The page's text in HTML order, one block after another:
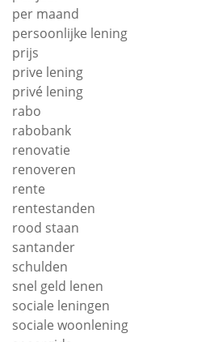
per maand
persoonlijke lening
prijs
prive lening
privé lening
rabo
rabobank
renovatie
renoveren
rente
rentestanden
rood staan
santander
schulden
snel geld lenen
sociale leningen
sociale woonlening